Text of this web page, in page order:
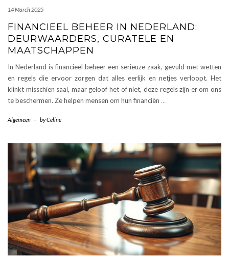
14 March 2025
FINANCIEEL BEHEER IN NEDERLAND:
DEURWAARDERS, CURATELE EN
MAATSCHAPPEN
In Nederland is financieel beheer een serieuze zaak, gevuld met wetten
en regels die ervoor zorgen dat alles eerlijk en netjes verloopt. Het
klinkt misschien saai, maar geloof het of niet, deze regels zijn er om ons
te beschermen. Ze helpen mensen om hun financiën …
Algemeen - byCeline